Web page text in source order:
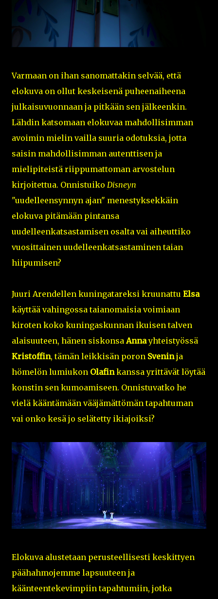
Varmaan on ihan sanomattakin selvää, että
elokuva on ollut keskeisenä puheenaiheena
julkaisuvuonnaan ja pitkään sen jälkeenkin.
Lähdin katsomaan elokuvaa mahdollisimman
avoimin mielin vailla suuria odotuksia, jotta
saisin mahdollisimman autenttisen ja
mielipiteistä riippumattoman arvostelun
kirjoitettua. Onnistuiko Disneyn
"uudelleensynnyn ajan" menestyksekkäin
elokuva pitämään pintansa
uudelleenkatsastamisen osalta vai aiheuttiko
vuosittainen uudelleenkatsastaminen taian
hiipumisen?
Juuri Arendellen kuningatareksi kruunattu Elsa
käyttää vahingossa taianomaisia voimiaan
kiroten koko kuningaskunnan ikuisen talven
alaisuuteen, hänen siskonsa Annayhteistyössä
Kristoffin, tämän leikkisän poron Sveninja
hömelön lumiukon Olafinkanssa yrittävät löytää
konstin sen kumoamiseen. Onnistuvatko he
vielä kääntämään vääjämättömän tapahtuman
vai onko kesä jo selätetty ikiajoiksi?
Elokuva alustetaan perusteellisesti keskittyen
päähahmojemme lapsuuteen ja
käänteentekevimpiin tapahtumiin, jotka